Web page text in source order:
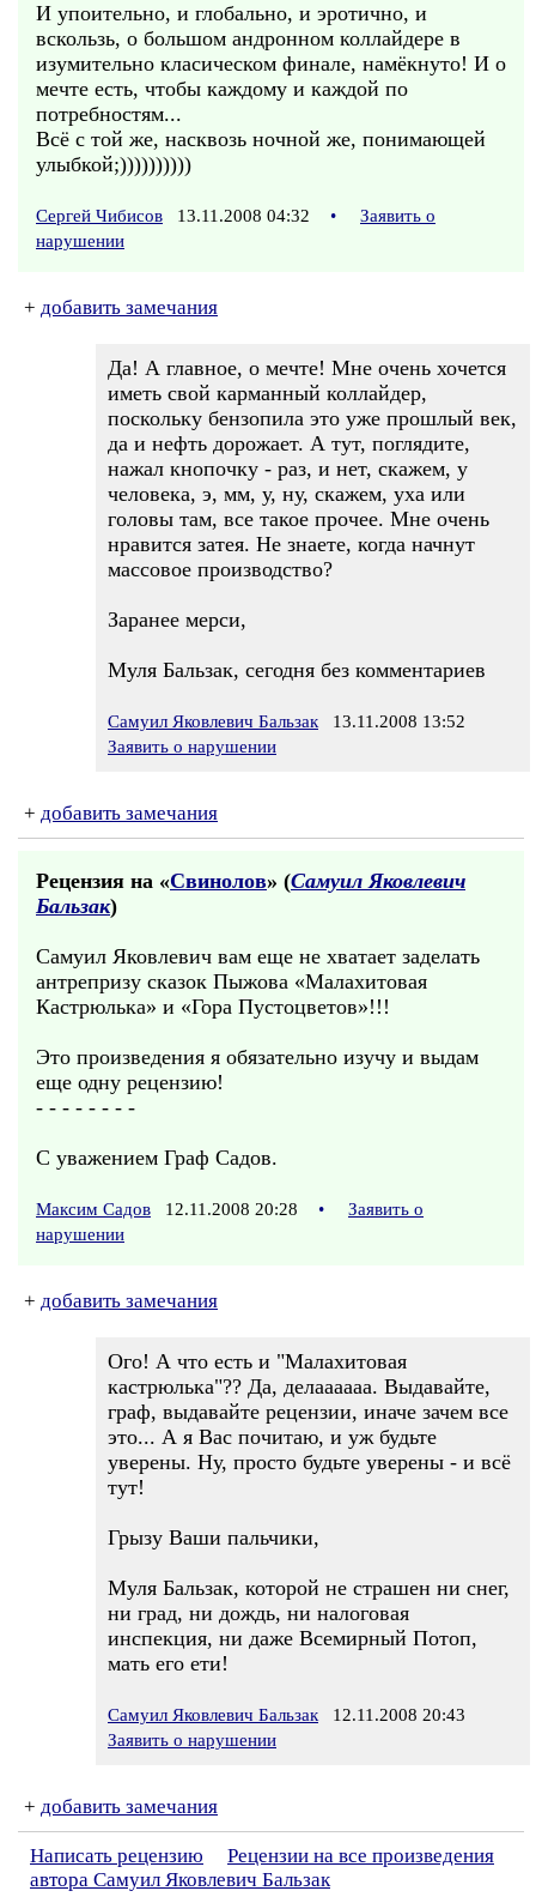
И упоительно, и глобально, и эротично, и
вскользь, о большом андронном коллайдере в
изумительно класическом финале, намёкнуто! И о
мечте есть, чтобы каждому и каждой по
потребностям...
Всё с той же, насквозь ночной же, понимающей
улыбкой;))))))))))
Сергей Чибисов 13.11.2008 04:32 •
Заявить о
нарушении
+ добавить замечания
Да! А главное, о мечте! Мне очень хочется
иметь свой карманный коллайдер,
поскольку бензопила это уже прошлый век,
да и нефть дорожает. А тут, поглядите,
нажал кнопочку - раз, и нет, скажем, у
человека, э, мм, у, ну, скажем, уха или
головы там, все такое прочее. Мне очень
нравится затея. Не знаете, когда начнут
массовое производство?
Заранее мерси,
Муля Бальзак, сегодня без комментариев
Самуил Яковлевич Бальзак 13.11.2008 13:52
Заявить о нарушении
+ добавить замечания
Рецензия на «Свинолов» (Самуил Яковлевич
Бальзак)
Самуил Яковлевич вам еще не хватает заделать
антрепризу сказок Пыжова «Малахитовая
Кастрюлька» и «Гора Пустоцветов»!!!
Это произведения я обязательно изучу и выдам
еще одну рецензию!
- - - - - - - -
С уважением Граф Садов.
Максим Садов 12.11.2008 20:28 •
Заявить о
нарушении
+ добавить замечания
Ого! А что есть и "Малахитовая
кастрюлька"?? Да, делаааааа. Выдавайте,
граф, выдавайте рецензии, иначе зачем все
это... А я Вас почитаю, и уж будьте
уверены. Ну, просто будьте уверены - и всё
тут!
Грызу Ваши пальчики,
Муля Бальзак, которой не страшен ни снег,
ни град, ни дождь, ни налоговая
инспекция, ни даже Всемирный Потоп,
мать его ети!
Самуил Яковлевич Бальзак 12.11.2008 20:43
Заявить о нарушении
+ добавить замечания
Написать рецензию
Рецензии на все произведения
автора Самуил Яковлевич Бальзак